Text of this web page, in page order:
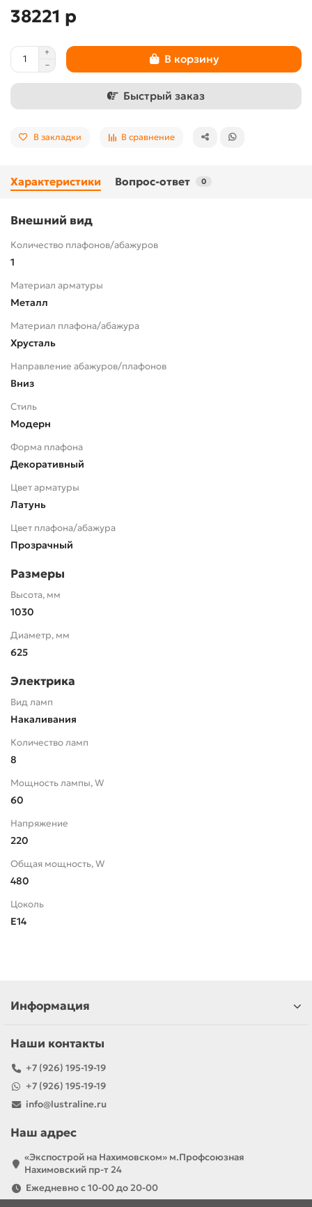
38221 р
В корзину
Быстрый заказ
В закладки В сравнение
Характеристики Вопрос-ответ 0
Внешний вид
Количество плафонов/абажуров
1
Материал арматуры
Металл
Материал плафона/абажура
Хрусталь
Направление абажуров/плафонов
Вниз
Стиль
Модерн
Форма плафона
Декоративный
Цвет арматуры
Латунь
Цвет плафона/абажура
Прозрачный
Размеры
Высота, мм
1030
Диаметр, мм
625
Электрика
Вид ламп
Накаливания
Количество ламп
8
Мощность лампы, W
60
Напряжение
220
Общая мощность, W
480
Цоколь
E14
Информация
Наши контакты
+7 (926) 195-19-19
+7 (926) 195-19-19
info@lustraline.ru
Наш адрес
«Экспострой на Нахимовском» м.Профсоюзная
Нахимовский пр-т 24
Ежедневно с 10-00 до 20-00